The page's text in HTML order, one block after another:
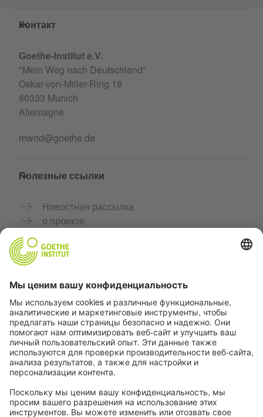
Service- und Informationsbereich
Контакт
Goethe-Institut e.V.
"Mein Weg nach Deutschland"
Oskar-von-Miller-Ring 18
80333 Munich
Allemagne
mwnd@goethe.de
Полезные ссылки
Новостная рассылка
о проекте
Сообщество «Немецкий язык для тебя»
Практикуйте немецкий бесплатно
Курсы немецкого языка от Goethe-Institut
Портал для преподавателей «Deutschstunde»
Конфиденциальность и доступность